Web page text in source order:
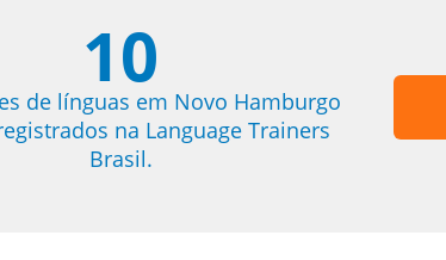
10
de línguas em Novo Hamburgo
na Language Trainers
Brasil.